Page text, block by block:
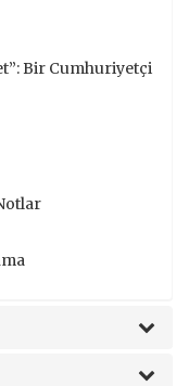
Bir Cumhuriyetçi